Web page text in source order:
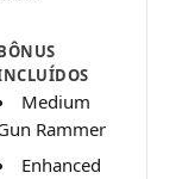
Medium
Rammer
Enhanced